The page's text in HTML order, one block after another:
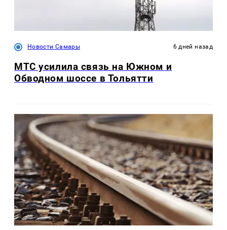
Новости Самары 6 дней назад
МТС усилила связь на Южном и
Обводном шоссе в Тольятти